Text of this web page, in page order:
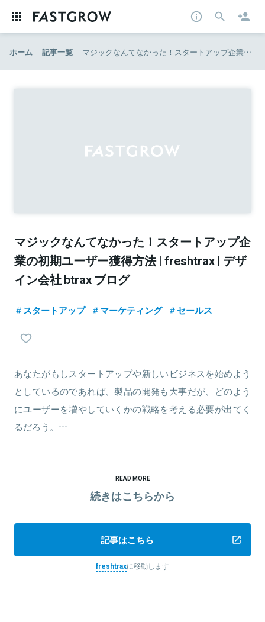
ホーム 記事一覧 マジックなんてなかった！スタートアップ企業の初期ユーザー獲得方法 | freshtrax | デザイン会社 btrax ブログ
マジックなんてなかった！スタートアップ企
業の初期ユーザー獲得方法 | freshtrax | デザ
イン会社 btrax ブログ
スタートアップ マーケティング セールス
あなたがもしスタートアップや新しいビジネスを始めよう
としているのであれば、製品の開発も大事だが、どのよう
にユーザーを増やしていくかの戦略を考える必要が出てく
るだろう。…
READ MORE
続きはこちらから
記事はこちら
freshtraxに移動します